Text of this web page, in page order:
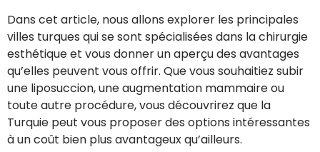
Dans cet article, nous allons explorer les principales
villes turques qui se sont spécialisées dans la chirurgie
esthétique et vous donner un aperçu des avantages
qu’elles peuvent vous offrir. Que vous souhaitiez subir
une liposuccion, une augmentation mammaire ou
toute autre procédure, vous découvrirez que la
Turquie peut vous proposer des options intéressantes
à un coût bien plus avantageux qu’ailleurs.